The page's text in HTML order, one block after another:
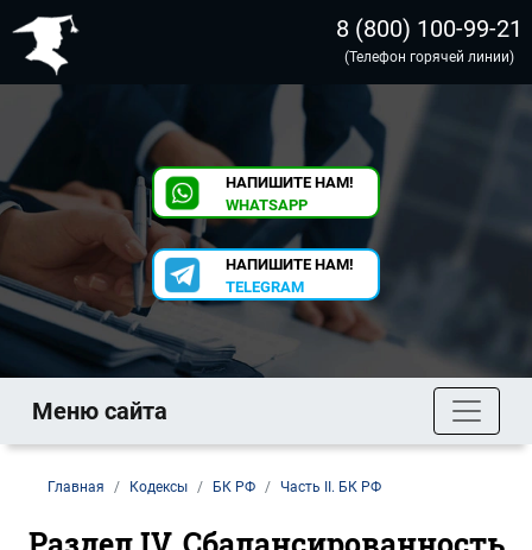
8 (800) 100-99-21
(Телефон горячей линии)
НАПИШИТЕ НАМ!
WHATSAPP
НАПИШИТЕ НАМ!
TELEGRAM
Меню сайта
Главная Кодексы БК РФ Часть II. БК РФ